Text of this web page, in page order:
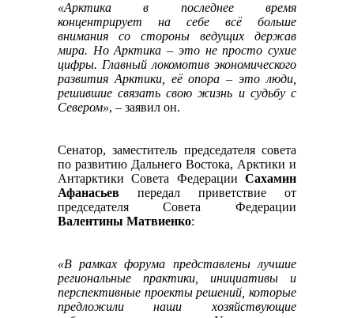
«Арктика в последнее время
концентрирует на себе всё больше
внимания со стороны ведущих держав
мира. Но Арктика – это не просто сухие
цифры. Главный локомотив экономического
развития Арктики, её опора – это люди,
решившие связать свою жизнь и судьбу с
Севером», – заявил он.
Сенатор, заместитель председателя совета
по развитию Дальнего Востока, Арктики и
Антарктики Совета ФедерацииСахамин
Афанасьевпередал приветствие от
председателя Совета Федерации
Валентины Матвиенко:
«В рамках форума представлены лучшие
региональные практики, инициативы и
перспективные проекты решений, которые
предложили наши хозяйствующие